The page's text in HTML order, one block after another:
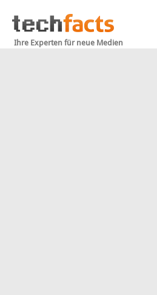
Ihre Experten für neue Medien